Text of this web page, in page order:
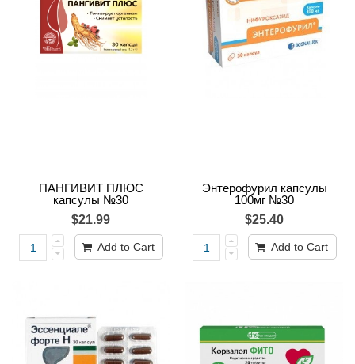
ПАНГИВИТ ПЛЮС
капсулы №30
$21.99
Add to Cart
Энтерофурил капсулы
100мг №30
$25.40
Add to Cart